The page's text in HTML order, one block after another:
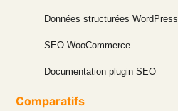
Données structurées WordPress
SEO WooCommerce
Documentation plugin SEO
Comparatifs